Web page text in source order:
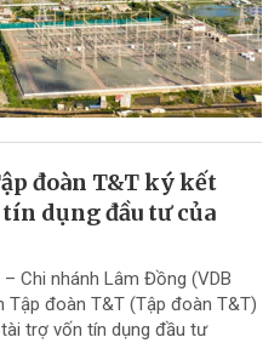
đoàn T&T ký kết
dụng đầu tư của
Chi nhánh Lâm Đồng (VDB
Tập đoàn T&T (Tập đoàn T&T)
trợ vốn tín dụng đầu tư